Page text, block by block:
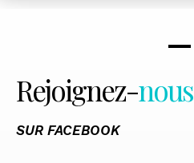
Rejoignez-nous
SUR FACEBOOK